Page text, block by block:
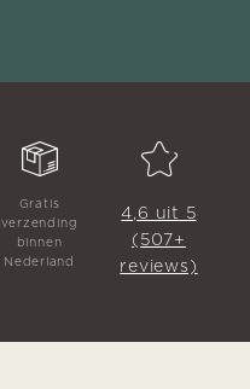
Gratis
verzending
binnen
Nederland
4,6 uit 5
(507+
reviews)